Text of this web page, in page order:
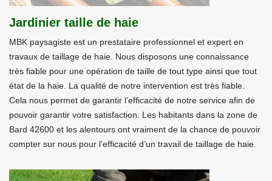
Jardinier taille de haie
MBK paysagiste est un prestataire professionnel et expert en
travaux de taillage de haie. Nous disposons une connaissance
très fiable pour une opération de taille de tout type ainsi que tout
état de la haie. La qualité de notre intervention est très fiable.
Cela nous permet de garantir l’efficacité de notre service afin de
pouvoir garantir votre satisfaction. Les habitants dans la zone de
Bard 42600 et les alentours ont vraiment de la chance de pouvoir
compter sur nous pour l’efficacité d’un travail de taillage de haie.